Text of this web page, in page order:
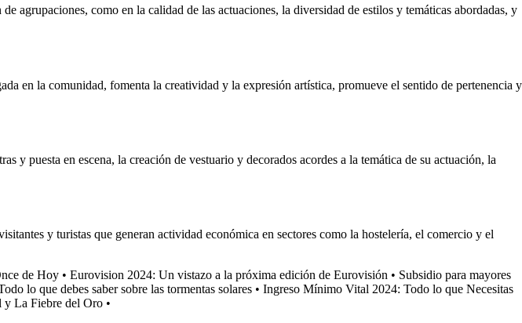
agrupaciones, como en la calidad de las actuaciones, la diversidad de estilos y temáticas abordadas, y
en la comunidad, fomenta la creatividad y la expresión artística, promueve el sentido de pertenencia y
y puesta en escena, la creación de vestuario y decorados acordes a la temática de su actuación, la
y turistas que generan actividad económica en sectores como la hostelería, el comercio y el
de Hoy • Eurovision 2024: Un vistazo a la próxima edición de Eurovisión • Subsidio para mayores
lo que debes saber sobre las tormentas solares • Ingreso Mínimo Vital 2024: Todo lo que Necesitas
y La Fiebre del Oro •